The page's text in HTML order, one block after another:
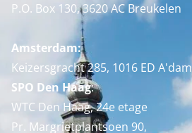
P.O. Box 130, 3620 AC Breukelen
Amsterdam:
Keizersgracht 285, 1016 ED A'dam
SPO Den Haag:
WTC Den Haag, 24e etage
Pr. Margrietplantsoen 90,